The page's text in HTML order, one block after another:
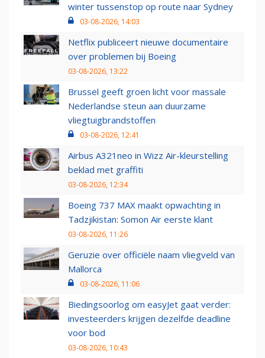
winter tussenstop op route naar Sydney
03-08-2026, 14:03
Netflix publiceert nieuwe documentaire
over problemen bij Boeing
03-08-2026, 13:22
Brussel geeft groen licht voor massale
Nederlandse steun aan duurzame
vliegtuigbrandstoffen
03-08-2026, 12:41
Airbus A321neo in Wizz Air-kleurstelling
beklad met graffiti
03-08-2026, 12:34
Boeing 737 MAX maakt opwachting in
Tadzjikistan: Somon Air eerste klant
03-08-2026, 11:26
Geruzie over officiële naam vliegveld van
Mallorca
03-08-2026, 11:06
Biedingsoorlog om easyJet gaat verder:
investeerders krijgen dezelfde deadline
voor bod
03-08-2026, 10:43